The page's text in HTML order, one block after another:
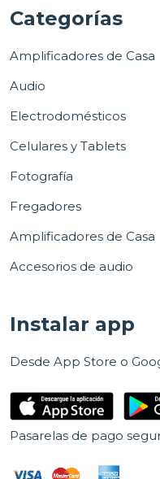
Categorías
Amplificadores de Casa
Audio
Electrodomésticos
Celulares y Tablets
Fotografía
Fregadores
Amplificadores de Casa
Accesorios de audio
Instalar app
Desde App Store o
Pasarelas de pago